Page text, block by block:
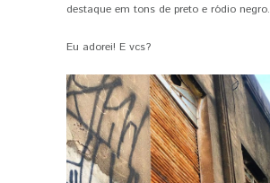
destaque em tons de preto e ródio negro.
Eu adorei! E vcs?